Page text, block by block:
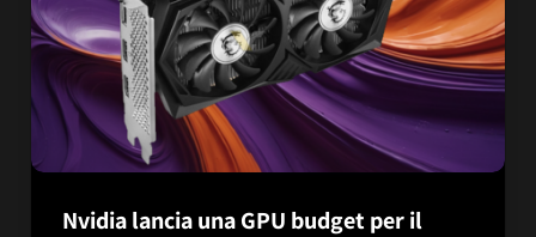
Nvidia lancia una GPU budget per il